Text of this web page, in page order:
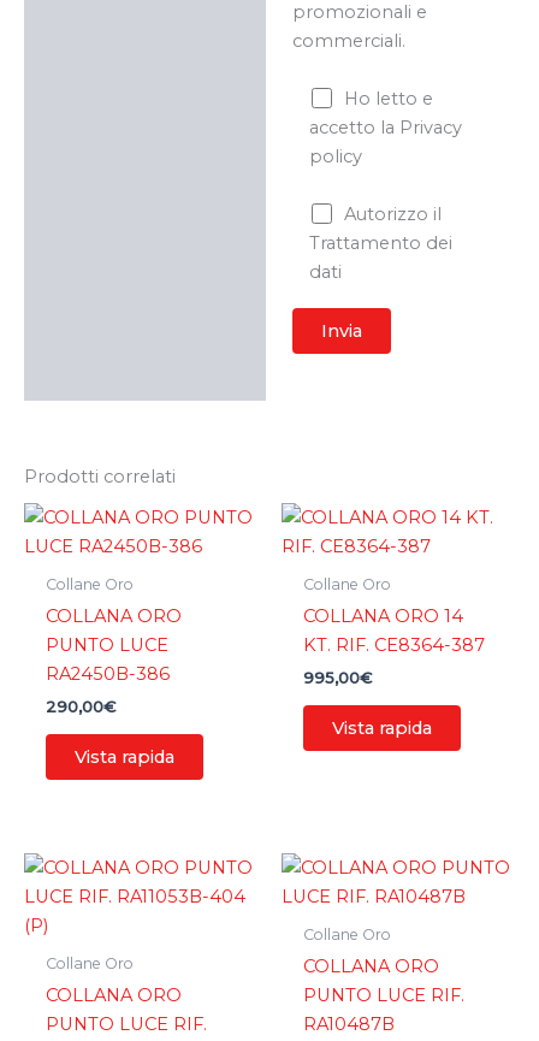
promozionali e
commerciali.
Ho letto e
accetto la Privacy
policy
Autorizzo il
Trattamento dei
dati
Prodotti correlati
Collane Oro
COLLANA ORO
PUNTO LUCE
RA2450B-386
290,00€
Vista rapida
Collane Oro
COLLANA ORO 14
KT. RIF. CE8364-387
995,00€
Vista rapida
Collane Oro
COLLANA ORO
PUNTO LUCE RIF.
Collane Oro
COLLANA ORO
PUNTO LUCE RIF.
RA10487B